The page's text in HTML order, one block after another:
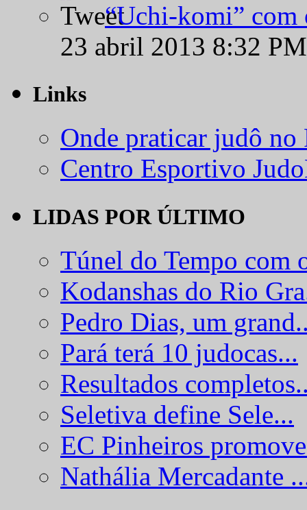
“Uchi-komi” com
23 abril 2013 8:32
Links
Onde praticar judô
Centro Esportivo
LIDAS POR ÚLTIMO
Túnel do Tempo com
Kodanshas do Rio
Pedro Dias, um
Pará terá 10 judocas...
Resultados
Seletiva define Sele...
EC Pinheiros
Nathália Mercadante